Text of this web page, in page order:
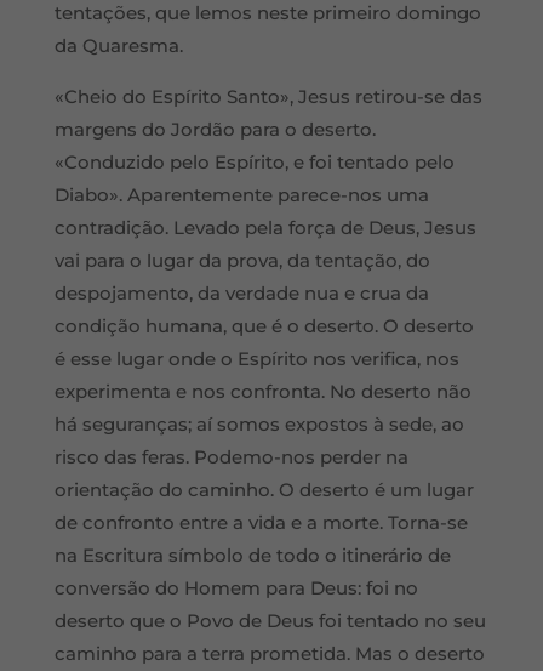
tentações, que lemos neste primeiro domingo
da Quaresma.
«Cheio do Espírito Santo», Jesus retirou-se das
margens do Jordão para o deserto.
«Conduzido pelo Espírito, e foi tentado pelo
Diabo». Aparentemente parece-nos uma
contradição. Levado pela força de Deus, Jesus
vai para o lugar da prova, da tentação, do
despojamento, da verdade nua e crua da
condição humana, que é o deserto. O deserto
é esse lugar onde o Espírito nos verifica, nos
experimenta e nos confronta. No deserto não
há seguranças; aí somos expostos à sede, ao
risco das feras. Podemo-nos perder na
orientação do caminho. O deserto é um lugar
de confronto entre a vida e a morte. Torna-se
na Escritura símbolo de todo o itinerário de
conversão do Homem para Deus: foi no
deserto que o Povo de Deus foi tentado no seu
caminho para a terra prometida. Mas o deserto